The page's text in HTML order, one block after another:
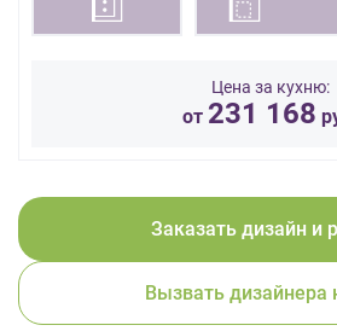
Цена за кухню:
от 231 168
Заказать дизайн и
Вызвать дизайнера